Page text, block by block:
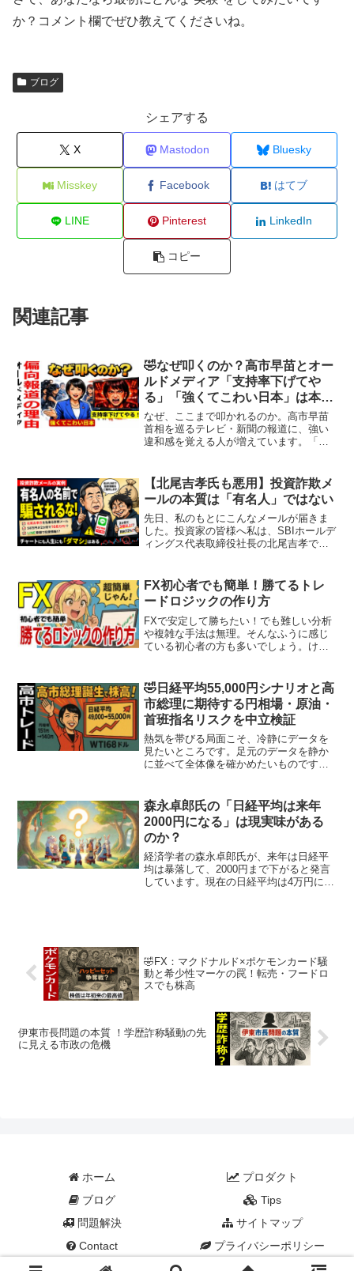
か？コメント欄でぜひ教えてくださいね。
ブログ
シェアする
X Mastodon Bluesky
Misskey Facebook はてブ
LINE Pinterest LinkedIn
コピー
関連記事
🤣なぜ叩くのか？高市早苗とオー
ルドメディア「支持率下げてや
る」「強くてこわい日本」は本当
に正常か
なぜ、ここまで叩かれるのか。高市早苗
首相を巡るテレビ・新聞の報道に、強い
違和感を覚える人が増えています。「支
類、そして繰り返される「ネットはデ
マ」という呼びかけ。個別には...
【北尾吉孝氏も悪用】投資詐欺メ
ールの本質は「有名人」ではない
先日、私のもとにこんなメールが届きま
した。投資家の皆様へ私は、SBIホールデ
ィングス代表取締役社長の北尾吉孝でご
定な局面が続いてお ります。このような
環境下においては、...
FX初心者でも簡単！勝てるトレ
ードロジックの作り方
FXで安定して勝ちたい！でも難しい分析
や複雑な手法は無理。そんなふうに感じ
ている初心者の方も多いでしょう。けれ
識ではなく、「自分だけのロジック」を
持っているという共通点...
🤣日経平均55,000円シナリオと高
市総理に期待する円相場・原油・
首班指名リスクを中立検証
熱気を帯びる局面こそ、冷静にデータを
見たいところです。足元のデータを静か
に並べて全体像を確かめたいものです。
21日）の首班指名で高市早苗氏が首相に
選出されれ...
森永卓郎氏の「日経平均は来年
2000円になる」は現実味がある
のか？
経済学者の森永卓郎氏が、来年は日経平
均は暴落して、2000円まで下がると発言
しています。現在の日経平均は4万円に届
🤣FX：マクドナルド×ポケモンカード騒
動と希少性マーケの罠！転売・フードロ
スでも株高
伊東市長問題の本質 ！学歴詐称騒動の先
に見える市政の危機
ホーム
プロダクト
ブログ
Tips
問題解決
サイトマップ
Contact
プライバシーポリシー